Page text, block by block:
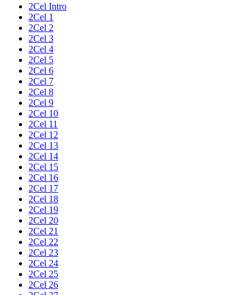
2Cel Intro
2Cel 1
2Cel 2
2Cel 3
2Cel 4
2Cel 5
2Cel 6
2Cel 7
2Cel 8
2Cel 9
2Cel 10
2Cel 11
2Cel 12
2Cel 13
2Cel 14
2Cel 15
2Cel 16
2Cel 17
2Cel 18
2Cel 19
2Cel 20
2Cel 21
2Cel 22
2Cel 23
2Cel 24
2Cel 25
2Cel 26